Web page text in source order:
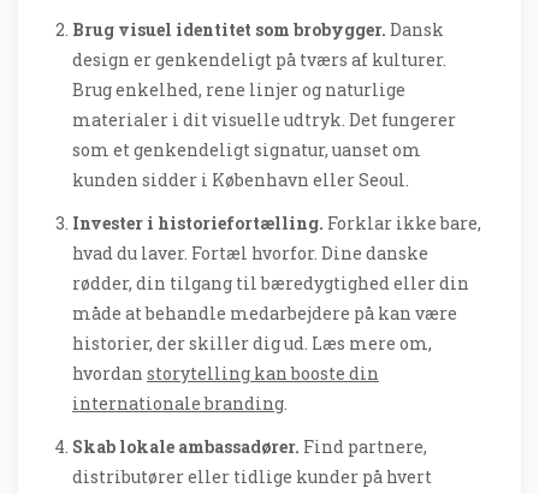
Brug visuel identitet som brobygger. Dansk
design er genkendeligt på tværs af kulturer.
Brug enkelhed, rene linjer og naturlige
materialer i dit visuelle udtryk. Det fungerer
som et genkendeligt signatur, uanset om
kunden sidder i København eller Seoul.
Invester i historiefortælling. Forklar ikke bare,
hvad du laver. Fortæl hvorfor. Dine danske
rødder, din tilgang til bæredygtighed eller din
måde at behandle medarbejdere på kan være
historier, der skiller dig ud. Læs mere om,
hvordan storytelling kan booste din
internationale branding.
Skab lokale ambassadører. Find partnere,
distributører eller tidlige kunder på hvert